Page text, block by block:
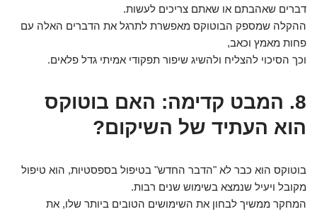
דברים שאהבתם או שאתם צריכים לעשות.
ההקלה שמספק הבוטוקס מאפשרת לתרגל את הדברים האלה עם
פחות מאמץ וכאב,
וכך הסיכוי להצליח ולהשיג שיפור תפקודי אמיתי גדל פלאים.
8. המבט קדימה: האם בוטוקס
הוא העתיד של השיקום?
בוטוקס הוא כבר לא "הדבר החדש" בטיפול בספסטיות, הוא טיפול
מקובל ויעיל שנמצא בשימוש שנים רבות.
המחקר ממשיך לבחון את השימושים הטובים ביותר שלו, את